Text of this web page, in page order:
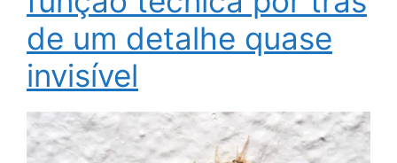
de um detalhe quase
invisível